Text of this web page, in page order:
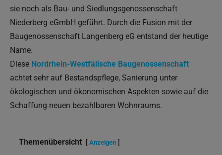
sie noch als Bau- und Siedlungsgenossenschaft
Niederberg eGmbH geführt. Durch die Fusion mit der
Baugenossenschaft Langenberg eG entstand der heutige
Name.
Diese Nordrhein-Westfälische Baugenossenschaft
achtet sehr auf Bestandspflege, Sanierung unter
ökologischen und ökonomischen Aspekten sowie auf die
Schaffung neuen bezahlbaren Wohnraums.
Themenübersicht Anzeigen